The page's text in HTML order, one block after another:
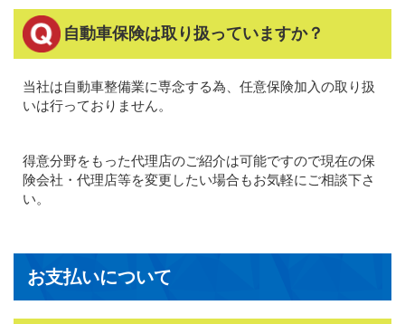
自動車保険は取り扱っていますか？
当社は自動車整備業に専念する為、任意保険加入の取り扱
いは行っておりません。
得意分野をもった代理店のご紹介は可能ですので現在の保
険会社・代理店等を変更したい場合もお気軽にご相談下さ
い。
お支払いについて